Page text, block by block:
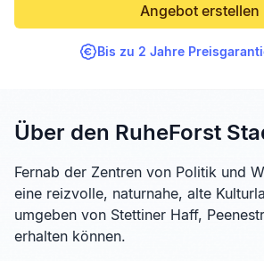
Angebot erstellen
Bis zu 2 Jahre
Über den RuheForst
Fernab der Zentren von Politik und
eine reizvolle, naturnahe, alte
umgeben von Stettiner Haff,
erhalten können.